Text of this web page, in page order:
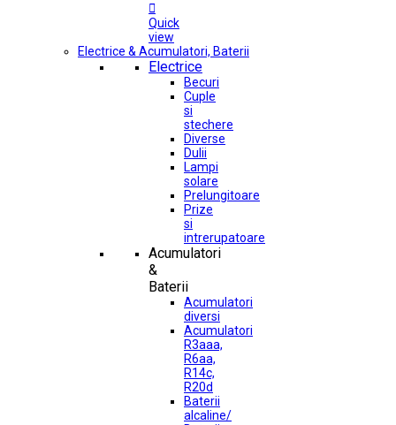

Quick
view
Electrice & Acumulatori, Baterii
Electrice
Becuri
Cuple
si
stechere
Diverse
Dulii
Lampi
solare
Prelungitoare
Prize
si
intrerupatoare
Acumulatori
&
Baterii
Acumulatori
diversi
Acumulatori
R3aaa,
R6aa,
R14c,
R20d
Baterii
alcaline/